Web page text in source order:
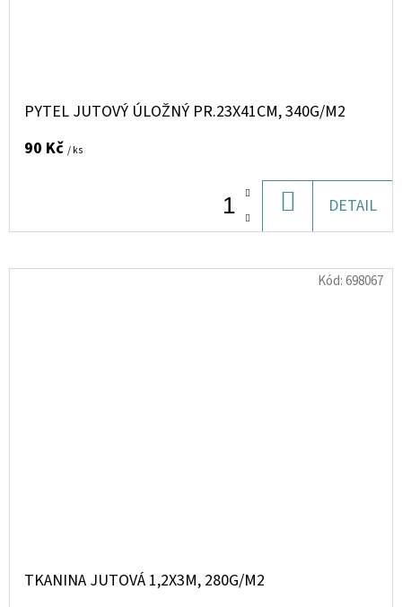
PYTEL JUTOVÝ ÚLOŽNÝ PR.23X41CM, 340G/M2
90 Kč / ks
KOŠÍKU
DETAIL
TKANINA JUTOVÁ 1,2X3M, 280G/M2
Kód:698067